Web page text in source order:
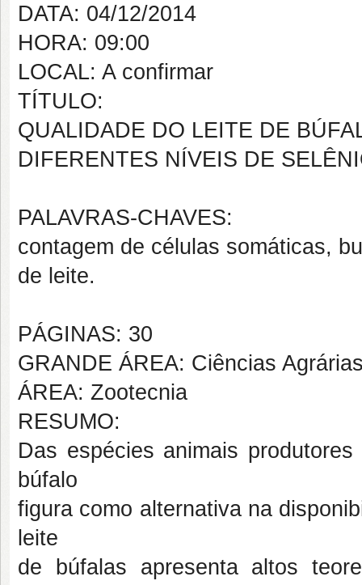
DATA: 04/12/2014
HORA: 09:00
LOCAL: A confirmar
TÍTULO:
QUALIDADE DO LEITE DE
DIFERENTES NÍVEIS DE
PALAVRAS-CHAVES:
contagem de células somáticas,
de leite.
PÁGINAS: 30
GRANDE ÁREA: Ciências
ÁREA: Zootecnia
RESUMO:
Das espécies animais
búfalo
figura como alternativa na
leite
de búfalas apresenta altos